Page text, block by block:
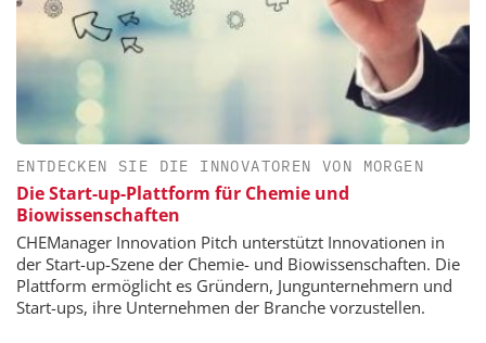
ENTDECKEN SIE DIE INNOVATOREN VON MORGEN
Die Start-up-Plattform für Chemie und
Biowissenschaften
CHEManager Innovation Pitch unterstützt Innovationen in
der Start-up-Szene der Chemie- und Biowissenschaften. Die
Plattform ermöglicht es Gründern, Jungunternehmern und
Start-ups, ihre Unternehmen der Branche vorzustellen.